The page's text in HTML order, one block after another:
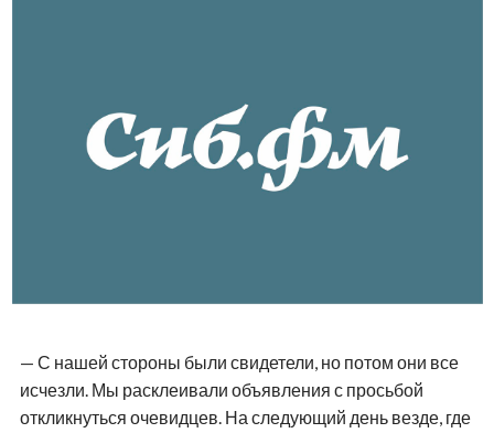
— С нашей стороны были свидетели, но потом они все
исчезли. Мы расклеивали объявления с просьбой
откликнуться очевидцев. На следующий день везде, где